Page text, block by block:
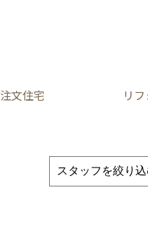
注文住宅 リ